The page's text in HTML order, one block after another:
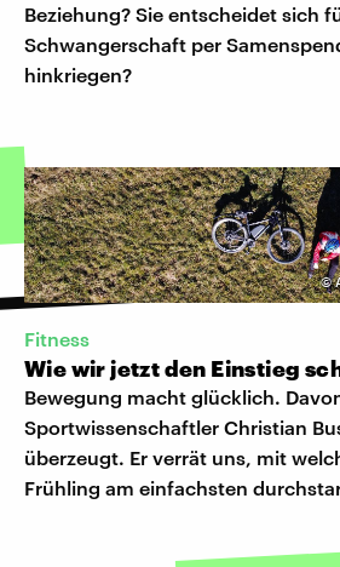
Beziehung? Sie entscheidet sich
Schwangerschaft per
hinkriegen?
©
Fitness
Wie wir jetzt den Einstieg
Bewegung macht glücklich.
Sportwissenschaftler Christian
überzeugt. Er verrät uns, mit
Frühling am einfachsten